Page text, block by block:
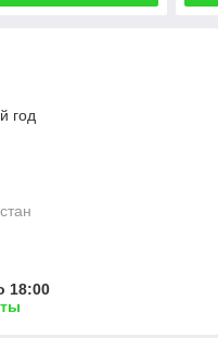
год
18:00